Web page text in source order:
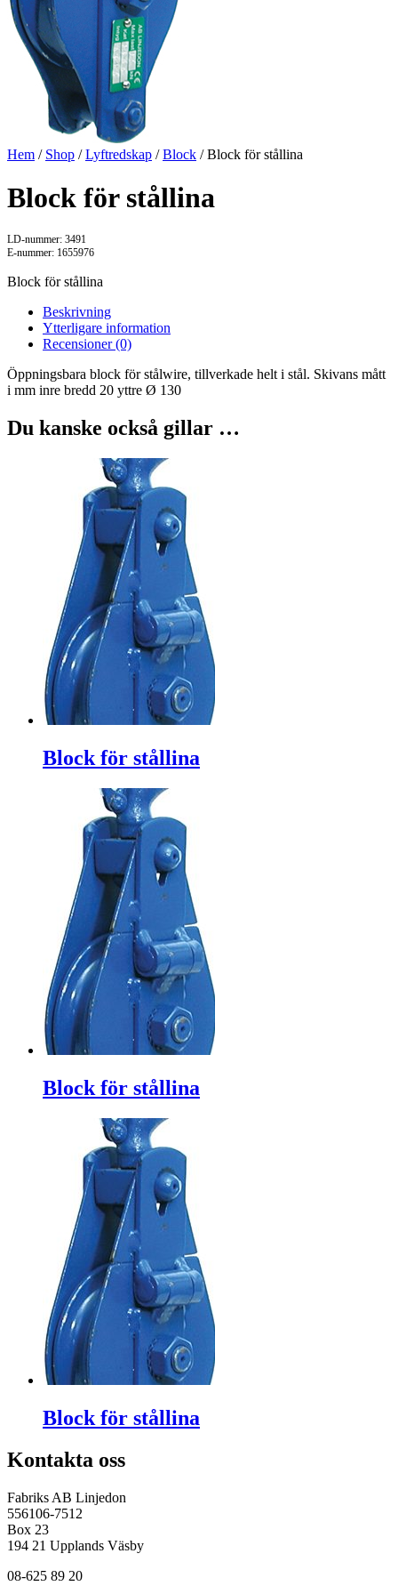
Hem / Shop /Lyftredskap /Block / Block för stållina
Block för stållina
LD-nummer: 3491
E-nummer: 1655976
Block för stållina
Beskrivning
Ytterligare information
Recensioner (0)
Öppningsbara block för stålwire, tillverkade helt i stål. Skivans mått
i mm inre bredd 20 yttre Ø 130
Du kanske också gillar …
Block för stållina
Block för stållina
Block för stållina
Kontakta oss
Fabriks AB Linjedon
556106-7512
Box 23
194 21 Upplands Väsby
08-625 89 20